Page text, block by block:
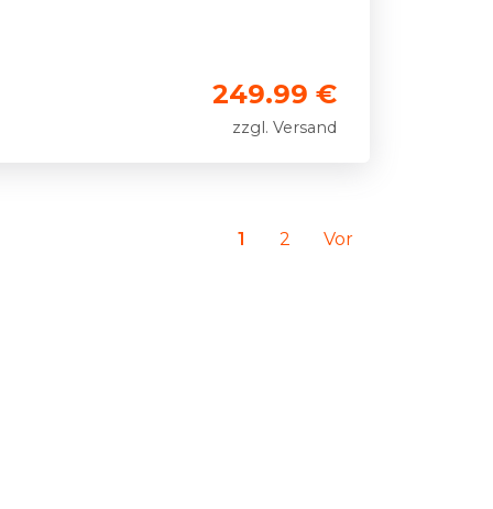
249.99 €
zzgl. Versand
1 2 Vor